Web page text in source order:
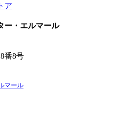
ア
ー・エルマール
番8号
マール